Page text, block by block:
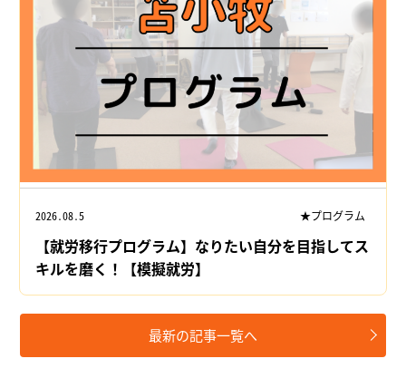
2026.08.5 ★プログラム
【就労移行プログラム】なりたい自分を目指してス
キルを磨く！【模擬就労】
最新の記事一覧へ